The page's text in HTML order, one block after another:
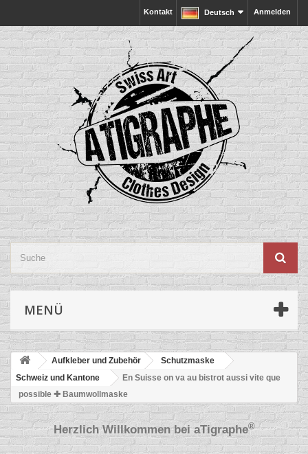
Anmelden
Deutsch
Kontakt
MENÜ
Aufkleber und Zubehör
Schutzmaske
Schweiz und Kantone
En Suisse on va au bistrot aussi vite que
possible ✚ Baumwollmaske
Herzlich Willkommen beiaTigraphe®